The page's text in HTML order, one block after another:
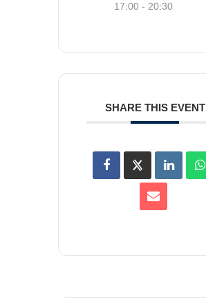
17:00 - 20:30
SHARE THIS EVENT